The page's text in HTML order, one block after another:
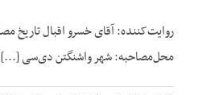
محل‌مصاحبه: شهر واشنگتن دی‌سی [...]